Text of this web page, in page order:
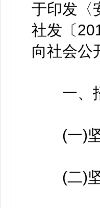
于印发〈
社发〔
向社会公
一、招
(一)坚
(二)坚